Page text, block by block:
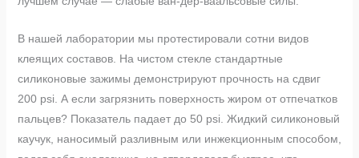
В нашей лаборатории мы протестировали сотни видов
клеящих составов. На чистом стекле стандартные
силиконовые зажимы демонстрируют прочность на сдвиг
200 psi. А если загрязнить поверхность жиром от отпечатков
пальцев? Показатель падает до 50 psi. Жидкий силиконовый
каучук, наносимый разливным или инжекционным способом,